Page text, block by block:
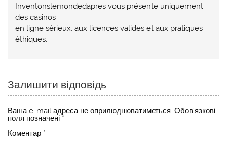
Inventonslemondedapres vous présente uniquement
des casinos
en ligne sérieux, aux licences valides et aux pratiques
éthiques.
Залишити відповідь
Ваша e-mail адреса не оприлюднюватиметься. Обов’язкові
поля позначені *
Коментар *